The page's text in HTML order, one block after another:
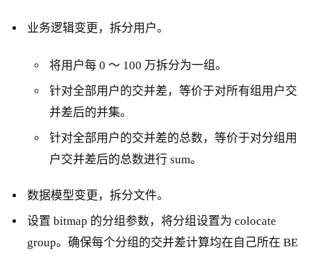
业务逻辑变更，拆分用户。
将用户每 0 ～ 100 万拆分为一组。
针对全部用户的交并差，等价于对所有组用户交
并差后的并集。
针对全部用户的交并差的总数，等价于对分组用
户交并差后的总数进行 sum。
数据模型变更，拆分文件。
设置 bitmap 的分组参数，将分组设置为 colocate
group。确保每个分组的交并差计算均在自己所在 BE